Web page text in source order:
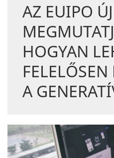
AZ EUIPO
HOGYAN
A